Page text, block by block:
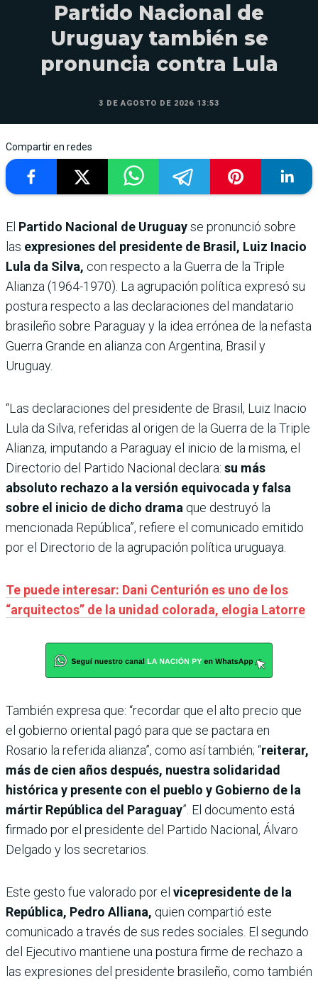
Partido Nacional de
Uruguay también se
pronuncia contra Lula
3 DE AGOSTO DE 2026 13:53
Compartir en redes
El Partido Nacional de Uruguayse pronunció sobre
las expresiones del presidente de Brasil, Luiz Inacio
Lula da Silva, con respecto a la Guerra de la Triple
Alianza (1964-1970). La agrupación política expresó su
postura respecto a las declaraciones del mandatario
brasileño sobre Paraguay y la idea errónea de la nefasta
Guerra Grande en alianza con Argentina, Brasil y
Uruguay.
“Las declaraciones del presidente de Brasil, Luiz Inacio
Lula da Silva, referidas al origen de la Guerra de la Triple
Alianza, imputando a Paraguay el inicio de la misma, el
Directorio del Partido Nacional declara: su más
absoluto rechazo a la versión equivocada y falsa
sobre el inicio de dicho drama que destruyó la
mencionada República”, refiere el comunicado emitido
por el Directorio de la agrupación política uruguaya.
Te puede interesar: Dani Centurión es uno de los
“arquitectos” de la unidad colorada, elogia Latorre
También expresa que: “recordar que el alto precio que
el gobierno oriental pagó para que se pactara en
Rosario la referida alianza”, como así también; “reiterar,
más de cien años después, nuestra solidaridad
histórica y presente con el pueblo y Gobierno de la
mártir República del Paraguay”. El documento está
firmado por el presidente del Partido Nacional, Álvaro
Delgado y los secretarios.
Este gesto fue valorado por el vicepresidente de la
República, Pedro Alliana, quien compartió este
comunicado a través de sus redes sociales. El segundo
del Ejecutivo mantiene una postura firme de rechazo a
las expresiones del presidente brasileño, como también